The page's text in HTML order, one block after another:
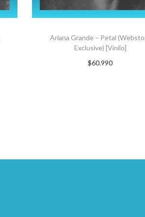
Ariana Grande – Petal
Exclusive) [Vinilo]
$60.990